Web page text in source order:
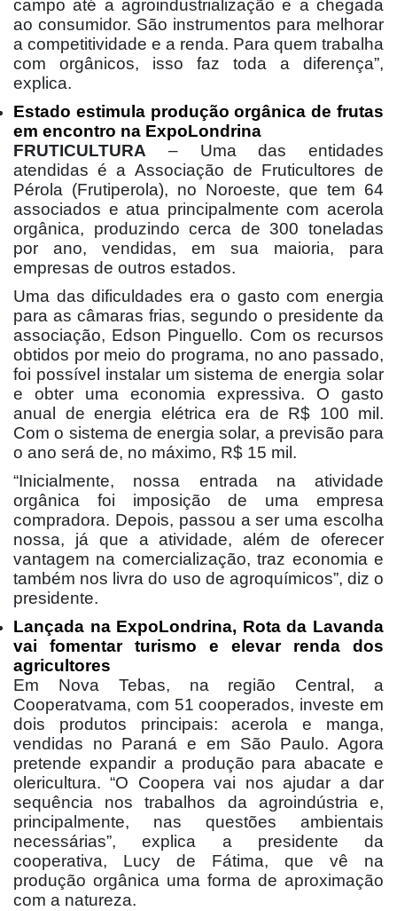
campo até a agroindustrialização e a chegada
ao consumidor. São instrumentos para melhorar
a competitividade e a renda. Para quem trabalha
com orgânicos, isso faz toda a diferença”,
explica.
Estado estimula produção orgânica de frutas
em encontro na ExpoLondrina
FRUTICULTURA – Uma das entidades
atendidas é a Associação de Fruticultores de
Pérola (Frutiperola), no Noroeste, que tem 64
associados e atua principalmente com acerola
orgânica, produzindo cerca de 300 toneladas
por ano, vendidas, em sua maioria, para
empresas de outros estados.
Uma das dificuldades era o gasto com energia
para as câmaras frias, segundo o presidente da
associação, Edson Pinguello. Com os recursos
obtidos por meio do programa, no ano passado,
foi possível instalar um sistema de energia solar
e obter uma economia expressiva. O gasto
anual de energia elétrica era de R$ 100 mil.
Com o sistema de energia solar, a previsão para
o ano será de, no máximo, R$ 15 mil.
“Inicialmente, nossa entrada na atividade
orgânica foi imposição de uma empresa
compradora. Depois, passou a ser uma escolha
nossa, já que a atividade, além de oferecer
vantagem na comercialização, traz economia e
também nos livra do uso de agroquímicos”, diz o
presidente.
Lançada na ExpoLondrina, Rota da Lavanda
vai fomentar turismo e elevar renda dos
agricultores
Em Nova Tebas, na região Central, a
Cooperatvama, com 51 cooperados, investe em
dois produtos principais: acerola e manga,
vendidas no Paraná e em São Paulo. Agora
pretende expandir a produção para abacate e
olericultura. “O Coopera vai nos ajudar a dar
sequência nos trabalhos da agroindústria e,
principalmente, nas questões ambientais
necessárias”, explica a presidente da
cooperativa, Lucy de Fátima, que vê na
produção orgânica uma forma de aproximação
com a natureza.